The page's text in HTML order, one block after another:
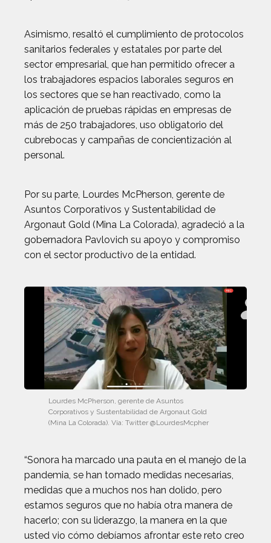
Asimismo, resaltó el cumplimiento de protocolos
sanitarios federales y estatales por parte del
sector empresarial, que han permitido ofrecer a
los trabajadores espacios laborales seguros en
los sectores que se han reactivado, como la
aplicación de pruebas rápidas en empresas de
más de 250 trabajadores, uso obligatorio del
cubrebocas y campañas de concientización al
personal.
Por su parte, Lourdes McPherson, gerente de
Asuntos Corporativos y Sustentabilidad de
Argonaut Gold (Mina La Colorada), agradeció a la
gobernadora Pavlovich su apoyo y compromiso
con el sector productivo de la entidad.
Lourdes McPherson, gerente de Asuntos
Corporativos y Sustentabilidad de Argonaut Gold
(Mina La Colorada). Vía: Twitter @LourdesMcpher
“Sonora ha marcado una pauta en el manejo de la
pandemia, se han tomado medidas necesarias,
medidas que a muchos nos han dolido, pero
estamos seguros que no había otra manera de
hacerlo; con su liderazgo, la manera en la que
usted vio cómo debíamos afrontar este reto creo